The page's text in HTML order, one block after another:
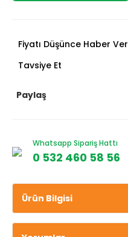
Fiyatı Düşünce Haber Ver
Tavsiye Et
Paylaş
Whatsapp Sipariş Hattı
0 532 460 58 56
Ürün Bilgisi